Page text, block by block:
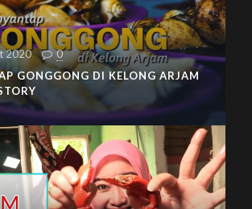
2020
0
GONGGONG DI KELONG ARJAM